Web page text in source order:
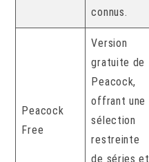
connus.
Peacock
Free
Version
gratuite de
Peacock,
offrant une
sélection
restreinte
de séries et